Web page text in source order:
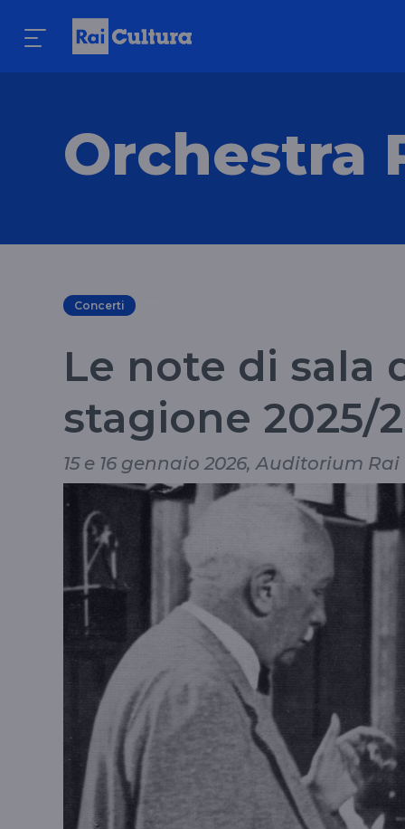
Orchestra
Concerti
Le note di sala
stagione 2025/
15 e 16 gennaio 2026, Auditorium